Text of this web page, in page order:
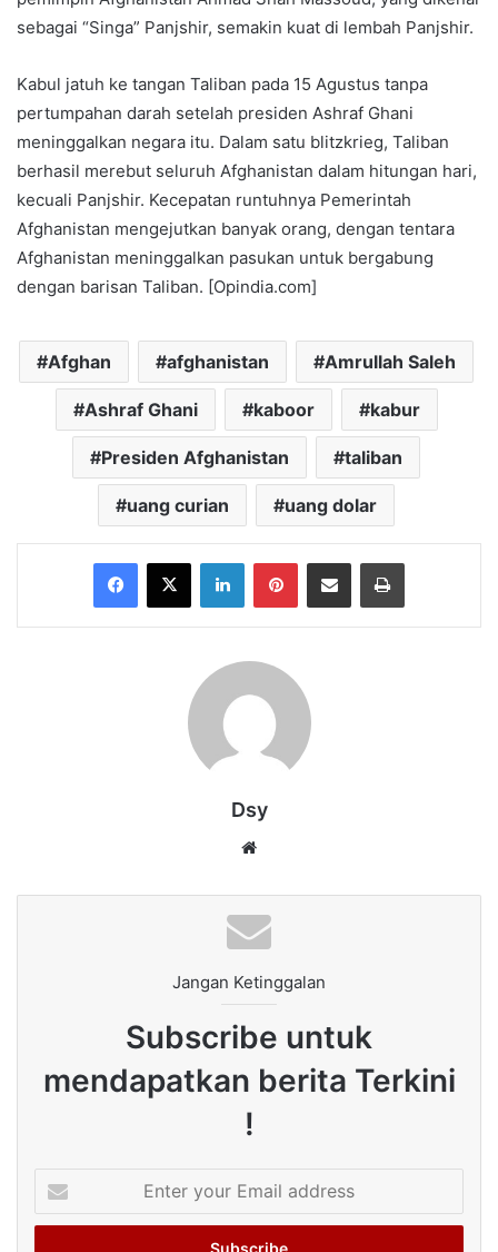
sebagai “Singa” Panjshir, semakin kuat di lembah Panjshir.
Kabul jatuh ke tangan Taliban pada 15 Agustus tanpa
pertumpahan darah setelah presiden Ashraf Ghani
meninggalkan negara itu. Dalam satu blitzkrieg, Taliban
berhasil merebut seluruh Afghanistan dalam hitungan hari,
kecuali Panjshir. Kecepatan runtuhnya Pemerintah
Afghanistan mengejutkan banyak orang, dengan tentara
Afghanistan meninggalkan pasukan untuk bergabung
dengan barisan Taliban. [Opindia.com]
Afghan afghanistan Amrullah Saleh
Ashraf Ghani kaboor kabur
Presiden Afghanistan taliban
uang curian uang dolar
Facebook
X LinkedInPinterestShare via Email Print
Dsy
Jangan Ketinggalan
Subscribe untuk
mendapatkan berita Terkini
!
your
Email